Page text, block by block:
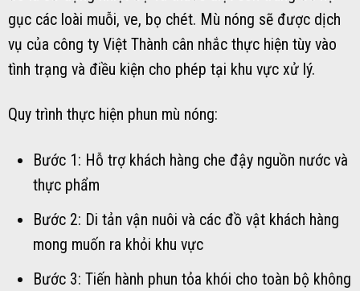
gục các loài muỗi, ve, bọ chét. Mù nóng sẽ được dịch
vụ của công ty Việt Thành cân nhắc thực hiện tùy vào
tình trạng và điều kiện cho phép tại khu vực xử lý.
Quy trình thực hiện phun mù nóng:
Bước 1: Hỗ trợ khách hàng che đậy nguồn nước và
thực phẩm
Bước 2: Di tản vận nuôi và các đồ vật khách hàng
mong muốn ra khỏi khu vực
Bước 3: Tiến hành phun tỏa khói cho toàn bộ không